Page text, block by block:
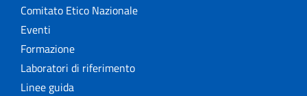
Comitato Etico Nazionale
Eventi
Formazione
Laboratori di riferimento
Linee guida